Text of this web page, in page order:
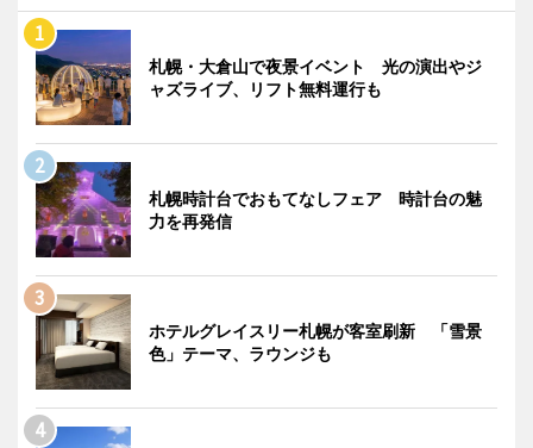
札幌・大倉山で夜景イベント 光の演出やジ
ャズライブ、リフト無料運行も
札幌時計台でおもてなしフェア 時計台の魅
力を再発信
ホテルグレイスリー札幌が客室刷新 「雪景
色」テーマ、ラウンジも